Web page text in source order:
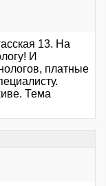
13. На
И
платные
Тема